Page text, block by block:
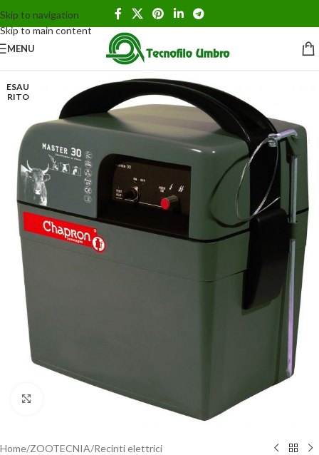
Skip to navigation
Skip to main content
MENU
ESAU
RITO
Clicca per ingrandire
Home/ZOOTECNIA/Recinti elettrici